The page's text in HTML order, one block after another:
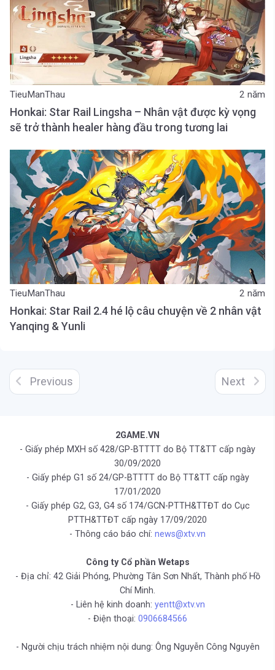
TieuManThau 2 năm
Honkai: Star Rail Lingsha – Nhân vật được kỳ vọng
sẽ trở thành healer hàng đầu trong tương lai
TieuManThau 2 năm
Honkai: Star Rail 2.4 hé lộ câu chuyện về 2 nhân vật
Yanqing & Yunli
Previous Next
2GAME.VN
- Giấy phép MXH số 428/GP-BTTTT do Bộ TT&TT cấp ngày
30/09/2020
- Giấy phép G1 số 24/GP-BTTTT do Bộ TT&TT cấp ngày
17/01/2020
- Giấy phép G2, G3, G4 số 174/GCN-PTTH&TTĐT do Cục
PTTH&TTĐT cấp ngày 17/09/2020
- Thông cáo báo chí: news@xtv.vn
Công ty Cổ phần Wetaps
- Địa chỉ: 42 Giải Phóng, Phường Tân Sơn Nhất, Thành phố Hồ
Chí Minh.
- Liên hệ kinh doanh: yentt@xtv.vn
- Điện thoại: 0906684566
- Người chịu trách nhiệm nội dung: Ông Nguyễn Công Nguyên